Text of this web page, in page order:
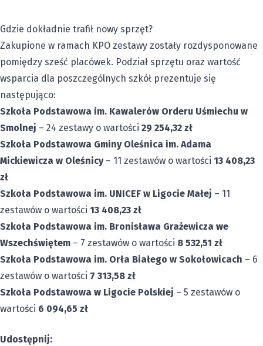
Gdzie dokładnie trafił nowy sprzęt?
Zakupione w ramach KPO zestawy zostały rozdysponowane
pomiędzy sześć placówek. Podział sprzętu oraz wartość
wsparcia dla poszczególnych szkół prezentuje się
następująco:
Szkoła Podstawowa im. Kawalerów Orderu Uśmiechu w
Smolnej – 24 zestawy o wartości 29 254,32 zł
Szkoła Podstawowa Gminy Oleśnica im. Adama
Mickiewicza w Oleśnicy– 11 zestawów o wartości 13 408,23
zł
Szkoła Podstawowa im. UNICEF w Ligocie Małej – 11
zestawów o wartości 13 408,23 zł
Szkoła Podstawowa im. Bronisława Grażewicza we
Wszechświętem – 7 zestawów o wartości 8 532,51 zł
Szkoła Podstawowa im. Orła Białego w Sokołowicach – 6
zestawów o wartości 7 313,58 zł
Szkoła Podstawowa w Ligocie Polskiej – 5 zestawów o
wartości 6 094,65 zł
Udostępnij: